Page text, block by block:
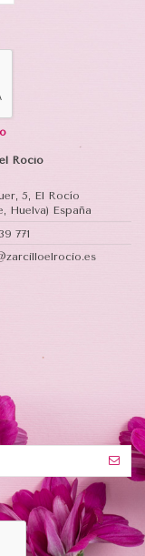
Rocío
5, El Rocío
Huelva) España
771